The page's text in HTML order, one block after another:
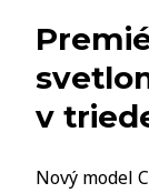
v
Nový model